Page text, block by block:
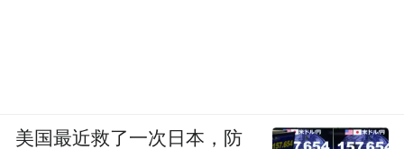
美国最近救了一次日本，防